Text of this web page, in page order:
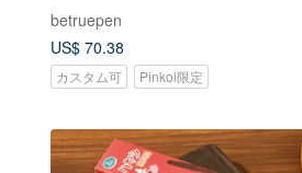
betruepen
US$ 70.38
カスタム可 Pinkoi限定